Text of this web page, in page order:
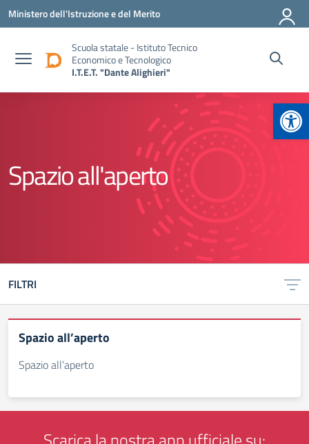
Vai ai contenuti
Vai al menu di navigazione
Vai al footer
Ministero dell'Istruzione e del Merito
Scuola statale - Istituto Tecnico
Economico e Tecnologico
I.T.E.T. "Dante Alighieri"
Spazio all'aperto
FILTRI
Spazio all’aperto
Spazio all’aperto